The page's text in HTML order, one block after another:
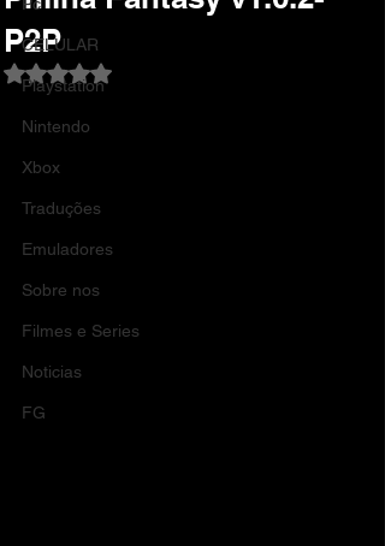
CELULAR
Playstation
Nintendo
Xbox
Traduções
Emuladores
Sobre nos
Filmes e Series
Noticias
FG
P2P
Avaliado com NaN de 5 estrelas.